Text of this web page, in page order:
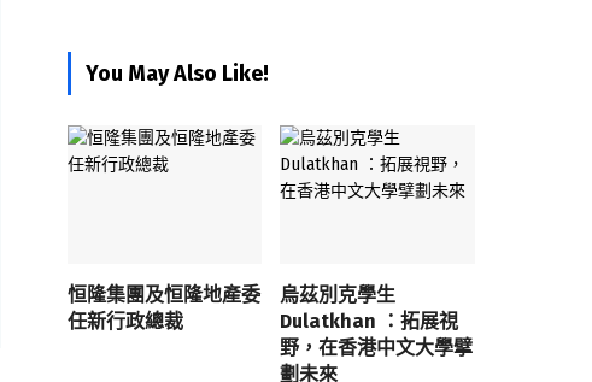
You May Also Like!
恒隆集團及恒隆地產委
任新行政總裁
烏茲別克學生
Dulatkhan ：拓展視
野，在香港中文大學擘
劃未來